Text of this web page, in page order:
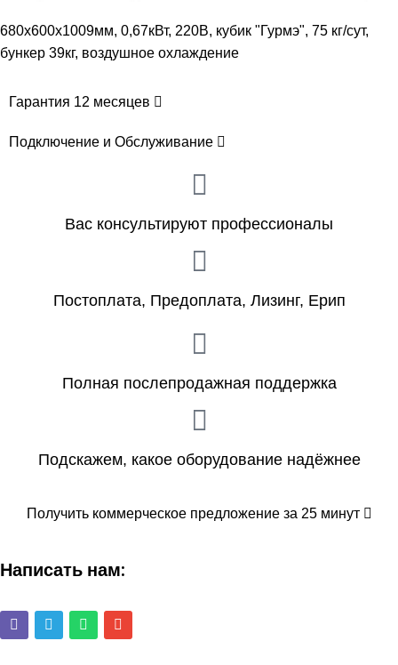
680х600х1009мм, 0,67кВт, 220В, кубик "Гурмэ", 75 кг/сут,
бункер 39кг, воздушное охлаждение
Гарантия 12 месяцев
Подключение и Обслуживание
Вас консультируют профессионалы
Постоплата, Предоплата, Лизинг, Ерип
Полная послепродажная поддержка
Подскажем, какое оборудование надёжнее
Получить коммерческое предложение за 25 минут
Написать нам: